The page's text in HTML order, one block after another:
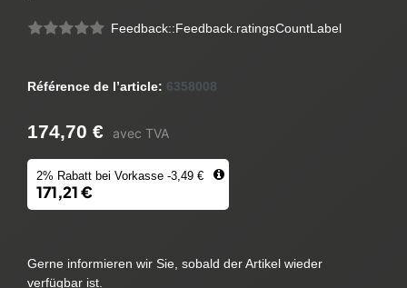
Feedback::Feedback.ratingsCountLabel
Référence de l’article: 6358008
174,70 € avec TVA
2% Rabatt bei Vorkasse -3,49 €
171,21 €
Gerne informieren wir Sie, sobald der Artikel wieder
verfügbar ist.